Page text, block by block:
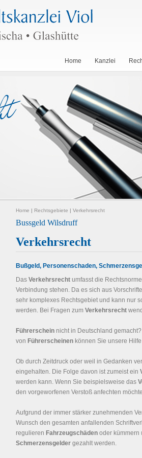
Home Kanzlei
Home | Rechtsgebiete | Verkehrsrecht
Bussgeld Wilsdruff
Verkehrsrecht
Bußgeld, Personenschaden,
Das Verkehrsrecht umfasst die
Verbindung stehen. Da es sich aus
sehr komplexes Rechtsgebiet und kann nur
werden. Bei Fragen zum Verkehrsrecht
Führerschein nicht in Deutschland
von Führerscheinen können Sie unsere
Ob durch Zeitdruck oder weil in Gedanken
eingehalten. Die Folge davon ist zumeist ein
werden kann. Wenn Sie beispielsweise das
den vorgeworfenen Verstoß anfechten
Aufgrund der immer stärker zunehmenden
Wunsch den gesamten anfallenden
regulieren Fahrzeugschäden oder kümmern
Schmerzensgelder gezahlt werden.